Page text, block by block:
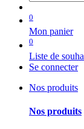
0
Mon panier
0
Liste de
Se connecter
Nos produits
Nos produits